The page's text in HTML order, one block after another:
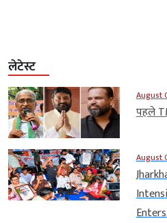
लेटेस्ट
August
पहले
August